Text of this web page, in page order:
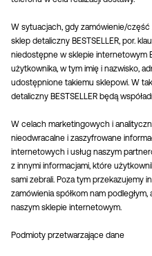
W sytuacjach, gdy zamówienie/
sklep detaliczny BESTSELLER, por.
niedostępne w sklepie internetowym
użytkownika, w tym imię i nazwisko,
udostępnione takiemu sklepowi. W
detaliczny BESTSELLER będą
W celach marketingowych i
nieodwracalne i zaszyfrowane
internetowych i usług naszym
z innymi informacjami, które
sami zebrali. Poza tym przekazujemy
zamówienia spółkom nam
naszym sklepie internetowym.
Podmioty przetwarzające dane